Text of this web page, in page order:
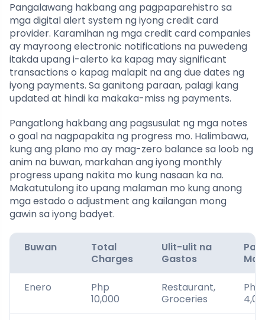
Pangalawang hakbang ang pagpaparehistro sa
mga digital alert system ng iyong credit card
provider. Karamihan ng mga credit card companies
ay mayroong electronic notifications na puwedeng
itakda upang i-alerto ka kapag may significant
transactions o kapag malapit na ang due dates ng
iyong payments. Sa ganitong paraan, palagi kang
updated at hindi ka makaka-miss ng payments.
Pangatlong hakbang ang pagsusulat ng mga notes
o goal na nagpapakita ng progress mo. Halimbawa,
kung ang plano mo ay mag-zero balance sa loob ng
anim na buwan, markahan ang iyong monthly
progress upang nakita mo kung nasaan ka na.
Makatutulong ito upang malaman mo kung anong
mga estado o adjustment ang kailangan mong
gawin sa iyong badyet.
Buwan
Total
Charges
Ulit-ulit na
Gastos
Enero
Php
10,000
Restaurant,
Groceries
Php